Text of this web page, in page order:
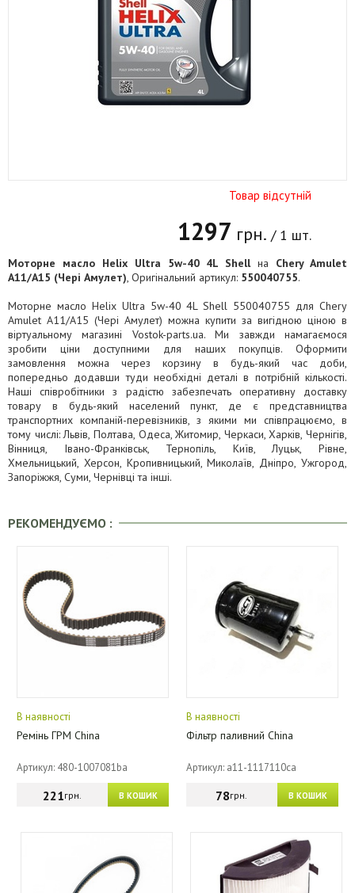
Товар відсутній
1297 грн. / 1 шт.
Моторне масло Helix Ultra 5w-40 4L Shellна Chery Amulet
A11/A15 (Чері Амулет), Оригінальний артикул: 550040755.
Моторне масло Helix Ultra 5w-40 4L Shell 550040755 для Chery
Amulet A11/A15 (Чері Амулет) можна купити за вигідною ціною в
віртуальному магазині Vostok-parts.ua. Ми завжди намагаємося
зробити ціни доступними для наших покупців. Оформити
замовлення можна через корзину в будь-який час доби,
попередньо додавши туди необхідні деталі в потрібній кількості.
Наші співробітники з радістю забезпечать оперативну доставку
товару в будь-який населений пункт, де є представництва
транспортних компаній-перевізників, з якими ми співпрацюємо, в
тому числі: Львів, Полтава, Одеса, Житомир, Черкаси, Харків, Чернігів,
Вінниця, Івано-Франківськ, Тернопіль, Київ, Луцьк, Рівне,
Хмельницький, Херсон, Кропивницький, Миколаїв, Дніпро, Ужгород,
Запоріжжя, Суми, Чернівці та інші.
РЕКОМЕНДУЄМО :
В наявності
Ремінь ГРМ China
Артикул: 480-1007081ba
В КОШИК
221грн.
В наявності
Фільтр паливний China
Артикул: a11-1117110ca
В КОШИК
78грн.